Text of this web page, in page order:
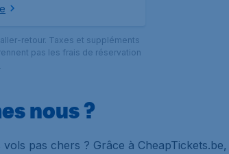
retour. Taxes et suppléments
pas les frais de réservation
nous ?
vols pas chers ? Grâce à